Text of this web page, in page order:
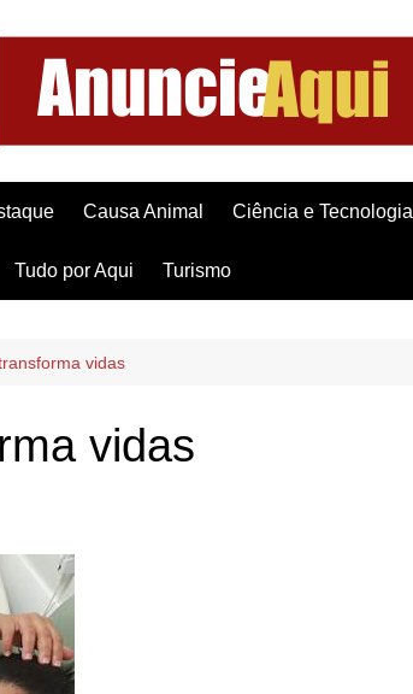
Causa Animal Ciência e Tecnologia
Tudo por Aqui Turismo
vidas
vidas